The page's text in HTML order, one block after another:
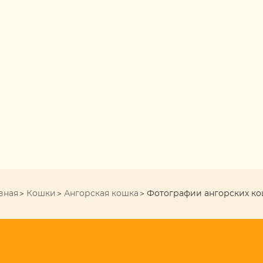
Кошки Ангорская кошка Фотографии ангорских